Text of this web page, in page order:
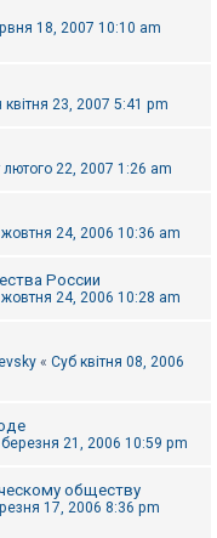
18, 2007 10:10 am
квітня 23, 2007 5:41 pm
лютого 22, 2007 1:26 am
жовтня 24, 2006 10:36 am
России
жовтня 24, 2006 10:28 am
« Суб квітня 08, 2006
березня 21, 2006 10:59 pm
обществу
17, 2006 8:36 pm